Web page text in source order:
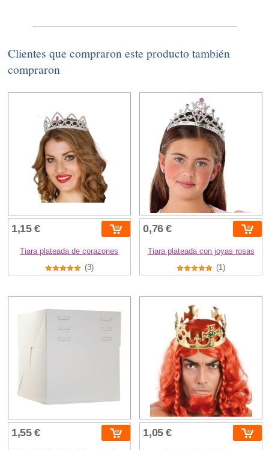
Clientes que compraron este producto también
compraron
1,15 €
Tiara plateada de corazones
(3)
0,76 €
Tiara plateada con joyas rosas
(1)
1,55 € 1,05 €